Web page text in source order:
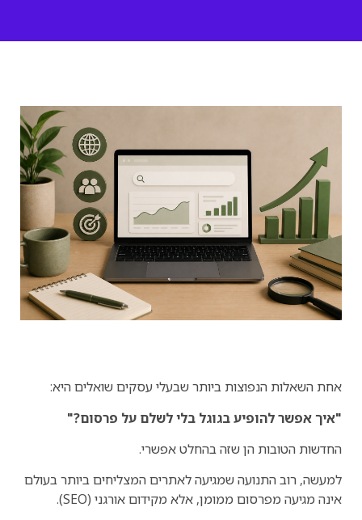
אחת השאלות הנפוצות ביותר שבעלי עסקים שואלים היא:
"איך אפשר להופיע בגוגל בלי לשלם על פרסום?"
החדשות הטובות הן שזה בהחלט אפשרי.
למעשה, רוב התנועה שמגיעה לאתרים המצליחים ביותר בעולם
אינה מגיעה מפרסום ממומן, אלא מקידום אורגני (SEO).